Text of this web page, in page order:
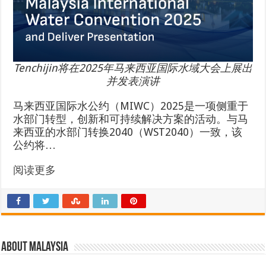
Tenchijin将在2025年马来西亚国际水域大会上展出
并发表演讲
马来西亚国际水公约（MIWC）2025是一项侧重于
水部门转型，创新和可持续解决方案的活动。与马
来西亚的水部门转换2040（WST2040）一致，该
公约将…
阅读更多
About Malaysia